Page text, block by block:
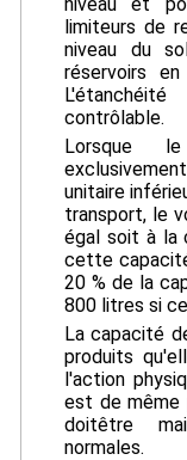
limiteurs de
niveau du
réservoirs
contrôlable.
Lorsque
unitaire
transport, le
égal soit à la
cette
20 % de la
800 litres si
La capacité
produits
l'action
est de même
doitêtre
normales.